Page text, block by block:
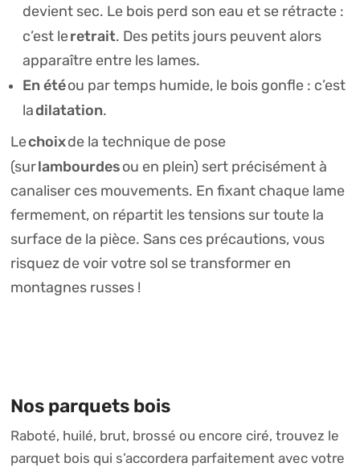
devient sec. Le bois perd son eau et se rétracte :
c’est leretrait. Des petits jours peuvent alors
apparaître entre les lames.
En étéou par temps humide, le bois gonfle : c’est
ladilatation.
Lechoixde la technique de pose
(surlambourdesou en plein) sert précisément à
canaliser ces mouvements. En fixant chaque lame
fermement, on répartit les tensions sur toute la
surface de la pièce. Sans ces précautions, vous
risquez de voir votre sol se transformer en
montagnes russes !
Nos parquets bois
Raboté, huilé, brut, brossé ou encore ciré, trouvez le
parquet bois qui s’accordera parfaitement avec votre